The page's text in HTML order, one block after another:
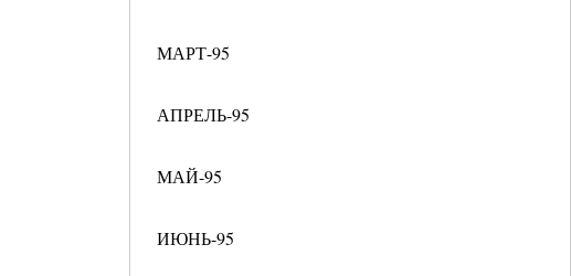
МАРТ-95
АПРЕЛЬ-95
МАЙ-95
ИЮНЬ-95